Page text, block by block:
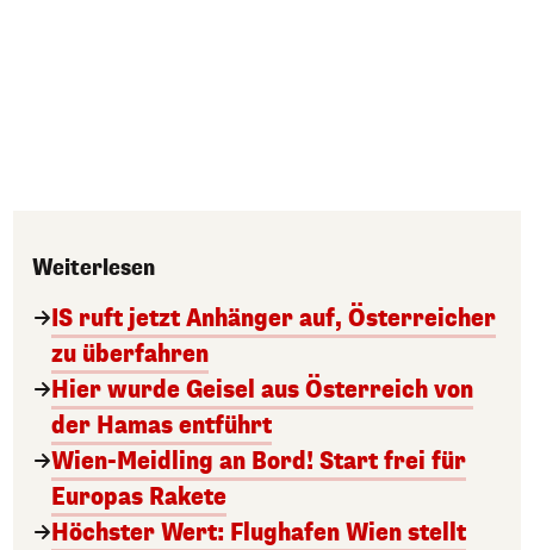
Weiterlesen
IS ruft jetzt Anhänger auf, Österreicher
zu überfahren
Hier wurde Geisel aus Österreich von
der Hamas entführt
Wien-Meidling an Bord! Start frei für
Europas Rakete
Höchster Wert: Flughafen Wien stellt